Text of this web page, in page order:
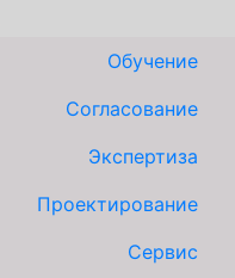
Обучение
Согласование
Экспертиза
Проектирование
Сервис